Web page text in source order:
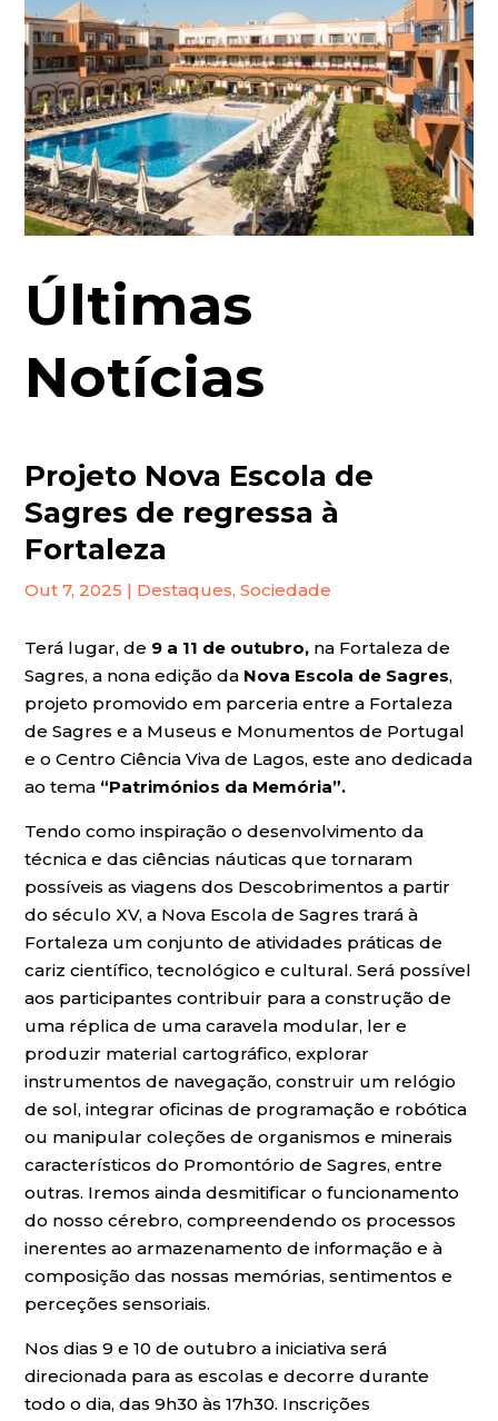
Últimas
Notícias
Projeto Nova Escola de
Sagres de regressa à
Fortaleza
Out 7, 2025 | Destaques,Sociedade
Terá lugar, de 9 a 11 de outubro, na Fortaleza de
Sagres, a nona edição da Nova Escola de Sagres,
projeto promovido em parceria entre a Fortaleza
de Sagres e a Museus e Monumentos de Portugal
e o Centro Ciência Viva de Lagos, este ano dedicada
ao tema “Patrimónios da Memória”.
Tendo como inspiração o desenvolvimento da
técnica e das ciências náuticas que tornaram
possíveis as viagens dos Descobrimentos a partir
do século XV, a Nova Escola de Sagres trará à
Fortaleza um conjunto de atividades práticas de
cariz científico, tecnológico e cultural. Será possível
aos participantes contribuir para a construção de
uma réplica de uma caravela modular, ler e
produzir material cartográfico, explorar
instrumentos de navegação, construir um relógio
de sol, integrar oficinas de programação e robótica
ou manipular coleções de organismos e minerais
característicos do Promontório de Sagres, entre
outras. Iremos ainda desmitificar o funcionamento
do nosso cérebro, compreendendo os processos
inerentes ao armazenamento de informação e à
composição das nossas memórias, sentimentos e
perceções sensoriais.
Nos dias 9 e 10 de outubro a iniciativa será
direcionada para as escolas e decorre durante
todo o dia, das 9h30 às 17h30. Inscrições